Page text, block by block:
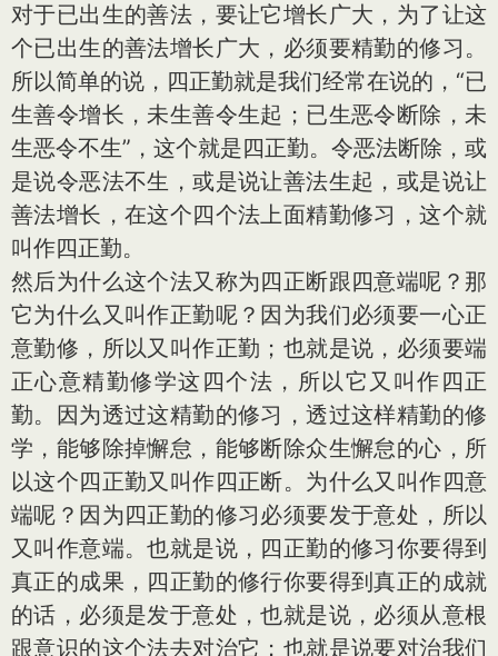
对于已出生的善法，要让它增长广大，为了让这
个已出生的善法增长广大，必须要精勤的修习。
所以简单的说，四正勤就是我们经常在说的，“已
生善令增长，未生善令生起；已生恶令断除，未
生恶令不生”，这个就是四正勤。令恶法断除，或
是说令恶法不生，或是说让善法生起，或是说让
善法增长，在这个四个法上面精勤修习，这个就
叫作四正勤。
然后为什么这个法又称为四正断跟四意端呢？那
它为什么又叫作正勤呢？因为我们必须要一心正
意勤修，所以又叫作正勤；也就是说，必须要端
正心意精勤修学这四个法，所以它又叫作四正
勤。因为透过这精勤的修习，透过这样精勤的修
学，能够除掉懈怠，能够断除众生懈怠的心，所
以这个四正勤又叫作四正断。为什么又叫作四意
端呢？因为四正勤的修习必须要发于意处，所以
又叫作意端。也就是说，四正勤的修习你要得到
真正的成果，四正勤的修行你要得到真正的成就
的话，必须是发于意处，也就是说，必须从意根
跟意识的这个法去对治它；也就是说要对治我们